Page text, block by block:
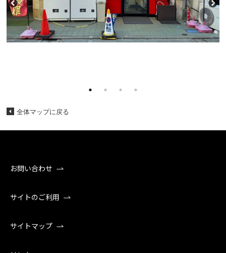
全体マップに戻る
お問い合わせ
サイトのご利用
サイトマップ